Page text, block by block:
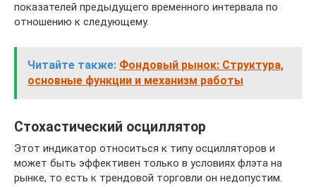
показателей предыдущего временного интервала по
отношению к следующему.
Читайте также: Фондовый рынок: Структура,
основные функции и механизм работы
Стохастический осциллятор
Этот индикатор относиться к типу осцилляторов и
может быть эффективен только в условиях флэта на
рынке, то есть к трендовой торговли он недопустим.